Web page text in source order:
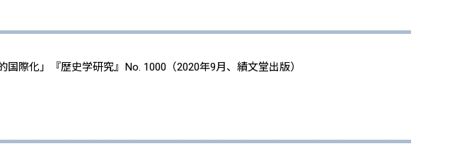
際化」『歴史学研究』No. 1000（2020年9月、績文堂出版）